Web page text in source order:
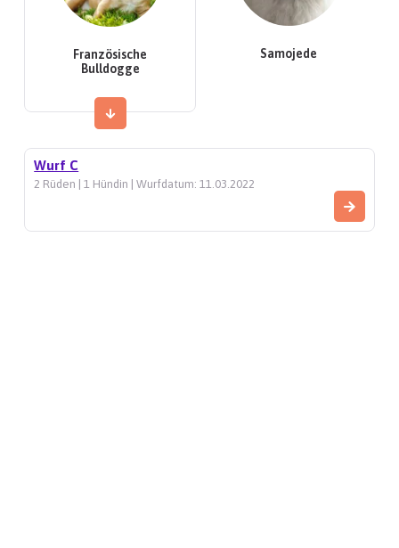
Französische
Bulldogge
Samojede
Wurf C
2 Rüden | 1 Hündin | Wurfdatum: 11.03.2022